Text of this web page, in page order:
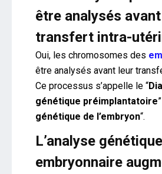
être analysés
transfert intra-
Oui, les chromosomes des
être analysés avant leur
Ce processus s’appelle le “
génétique préimplantatoire
génétique de l’embryon“.
L’analyse génétique
embryonnaire